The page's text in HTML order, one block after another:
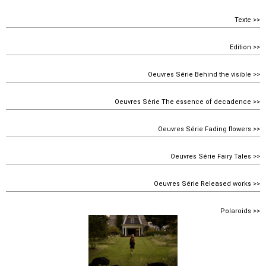
Texte >>
Edition >>
Oeuvres Série Behind the visible >>
Oeuvres Série The essence of decadence >>
Oeuvres Série Fading flowers >>
Oeuvres Série Fairy Tales >>
Oeuvres Série Released works >>
Polaroids >>